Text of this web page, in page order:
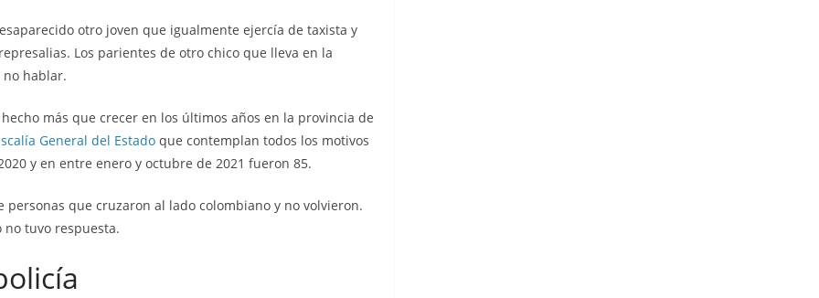
otro joven que igualmente ejercía de taxista y
Los parientes de otro chico que lleva en la
hablar.
más que crecer en los últimos años en la provincia de
General del Estado que contemplan todos los motivos
y en entre enero y octubre de 2021 fueron 85.
personas que cruzaron al lado colombiano y no volvieron.
no tuvo respuesta.